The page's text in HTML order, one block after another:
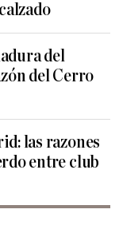
del
del Cerro
las razones
entre club